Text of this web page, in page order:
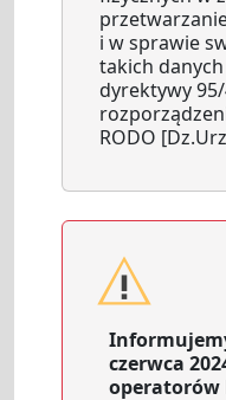
i w sprawie
takich
dyrektywy
RODO
czerwca
operatorów